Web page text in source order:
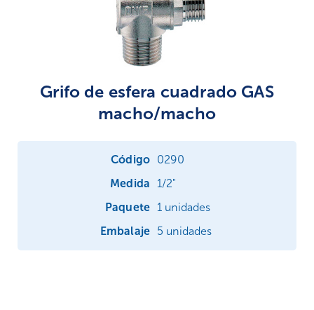
Grifo de esfera cuadrado GAS
macho/macho
0290
1/2"
1 unidades
5 unidades